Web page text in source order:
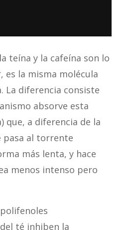
teína y la cafeína son lo
es la misma molécula
La diferencia consiste
absorve esta
que, a diferencia de la
pasa al torrente
más lenta, y hace
menos intenso pero
té inhiben la